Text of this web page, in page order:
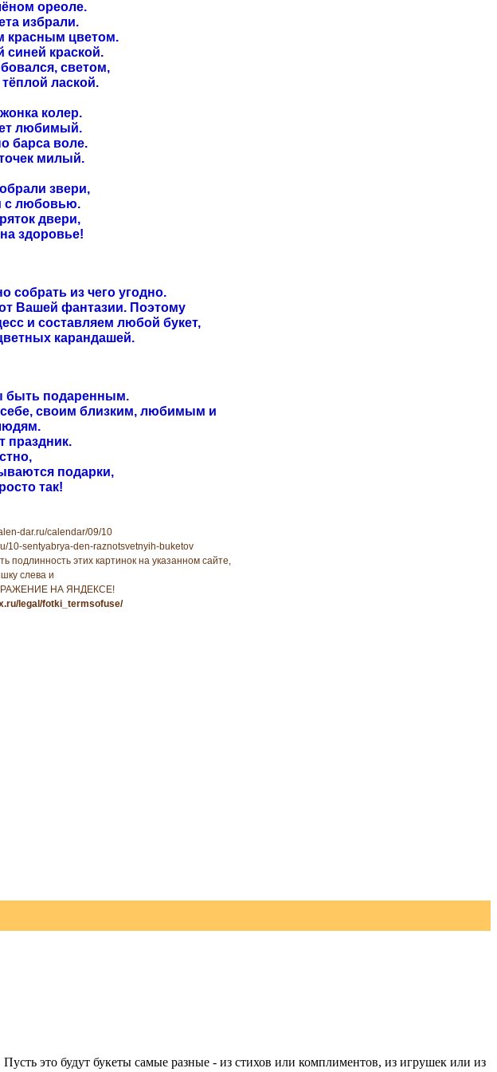
ореоле.
избрали.
красным цветом.
синей краской.
светом,
лаской.
колер.
любимый.
барса воле.
милый.
звери,
с любовью.
двери,
здоровье!
собрать из чего угодно.
Вашей фантазии. Поэтому
и составляем любой букет,
карандашей.
быть подаренным.
своим близким, любимым и
праздник.
подарки,
так!
dar.ru/calendar/09/10
10-sentyabrya-den-raznotsvetnyih-buketov
подлинность этих картинок на указанном сайте,
слева и
НА ЯНДЕКСЕ!
legal/fotki_termsofuse/
это будут букеты самые разные - из стихов или комплиментов, из игрушек или из